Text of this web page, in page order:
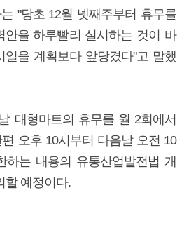
"당초 12월 넷째주부터 휴무를
안을 하루빨리 실시하는 것이 바
일을 계획보다 앞당겼다"고 말했
대형마트의 휴무를 월 2회에서
오후 10시부터 다음날 오전 10
하는 내용의 유통산업발전법 개
할 예정이다.